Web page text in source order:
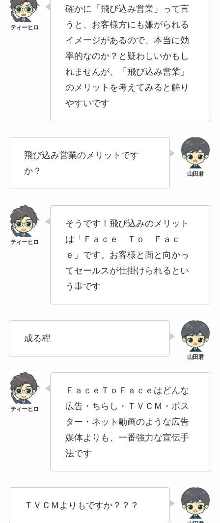
確かに「飛び込み営業」って言
うと、お客様方にも嫌がられる
イメージがあるので、本当に効
率的なのか？と疑わしいかもし
れませんが、「飛び込み営業」
のメリットを考えてみると解り
やすいです
飛び込み営業のメリットです
か？
そうです！飛び込みのメリット
は「Ｆａｃｅ Ｔｏ Ｆａｃ
ｅ」です。お客様と面と向かっ
てセールスが仕掛けられるとい
う事です
成る程
ＦａｃｅＴｏＦａｃｅはどんな
広告・ちらし・ＴＶＣＭ・ポス
ター・ネット動画のような広告
媒体よりも、一番強力な宣伝手
法です
ＴＶＣＭよりもですか？？？